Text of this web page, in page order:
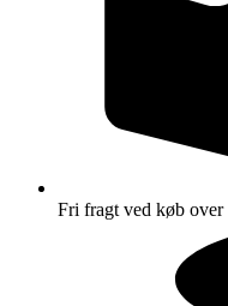
Fri fragt ved køb over